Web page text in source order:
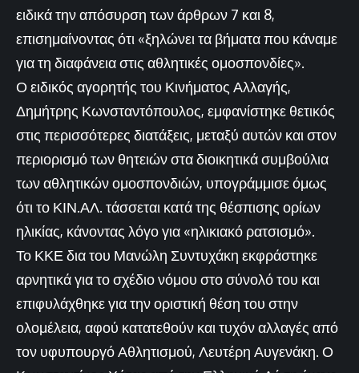
ειδικά την απόσυρση των άρθρων 7 και 8,
επισημαίνοντας ότι «ξηλώνει τα βήματα που κάναμε
για τη διαφάνεια στις αθλητικές ομοσπονδίες».
Ο ειδικός αγορητής του Κινήματος Αλλαγής,
Δημήτρης Κωνσταντόπουλος, εμφανίστηκε θετικός
στις περισσότερες διατάξεις, μεταξύ αυτών και στον
περιορισμό των θητειών στα διοικητικά συμβούλια
των αθλητικών ομοσπονδιών, υπογράμμισε όμως
ότι το ΚΙΝ.ΑΛ. τάσσεται κατά της θέσπισης ορίων
ηλικίας, κάνοντας λόγο για «ηλικιακό ρατσισμό».
Το ΚΚΕ δια του Μανώλη Συντυχάκη εκφράστηκε
αρνητικά για το σχέδιο νόμου στο σύνολό του και
επιφυλάχθηκε για την οριστική θέση του στην
ολομέλεια, αφού κατατεθούν και τυχόν αλλαγές από
τον υφυπουργό Αθλητισμού, Λευτέρη Αυγενάκη. Ο